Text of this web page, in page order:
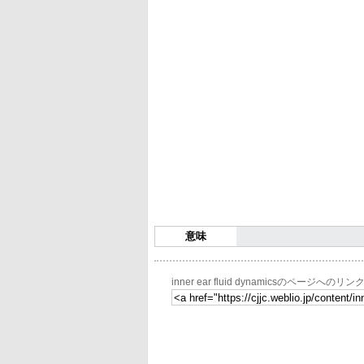
意味
inner ear fluid dynamicsのページへのリンク